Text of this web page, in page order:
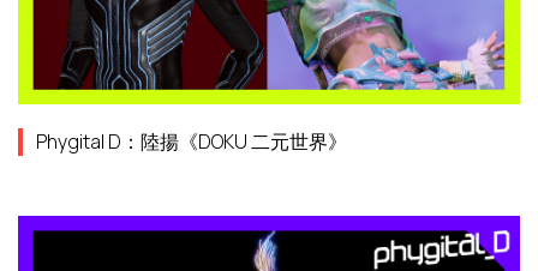
Phygital D：陸揚《DOKU 二元世界》